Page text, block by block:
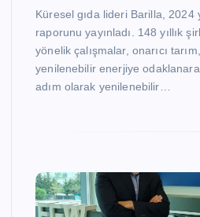
Küresel gıda lideri Barilla, 2024
raporunu yayınladı. 148 yıllık
yönelik çalışmalar, onarıcı
yenilenebilir enerjiye
adım olarak yenilenebilir…